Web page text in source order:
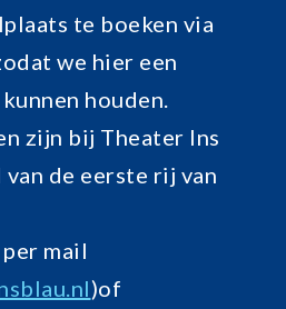
te boeken via
we hier een
houden.
zijn bij Theater Ins
de eerste rij van
mail
)of